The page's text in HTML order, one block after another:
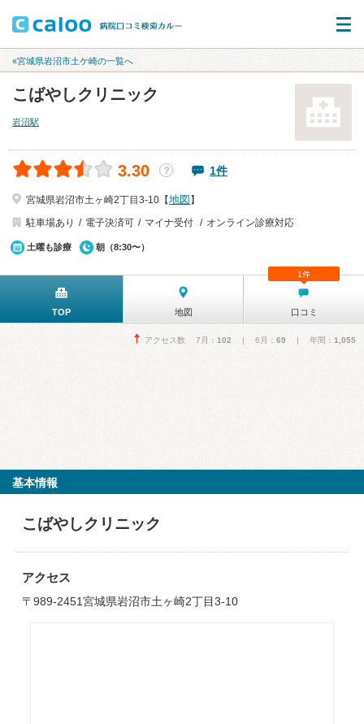
«宮城県岩沼市土ケ崎の一覧へ
こばやしクリニック
岩沼駅
3.30 ？ 1件
宮城県岩沼市土ヶ崎2丁目3-10【地図 】
駐車場あり
電子決済可 マイナ受付 オンライン診療対応
土曜も診療 朝（8:30〜）
TOP 地図 口コミ
1件
アクセス数 7月： 102 | 6月： 69 | 年間： 1,055
基本情報
こばやしクリニック
アクセス
〒989-2451宮城県岩沼市土ヶ崎2丁目3-10